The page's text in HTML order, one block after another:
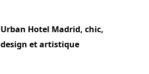
Urban Hotel Madrid, chic,
design et artistique